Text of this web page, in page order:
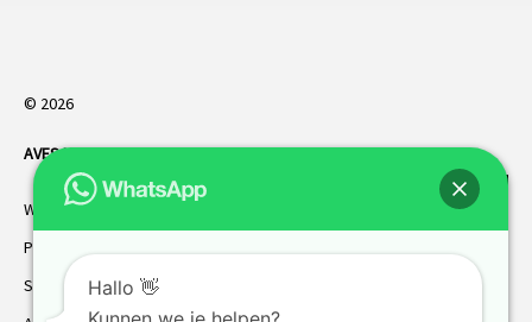
© 2026
AVES HORREN. Alle rechten voorbehouden.
Webdesign Vanoo Media
Privacybeleid
Sitemap
Hallo 👋